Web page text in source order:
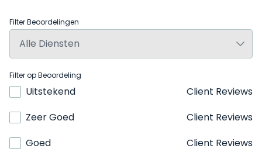
Filter Beoordelingen
Filter op Beoordeling
Uitstekend
Client Reviews
Zeer Goed
Client Reviews
Goed
Client Reviews